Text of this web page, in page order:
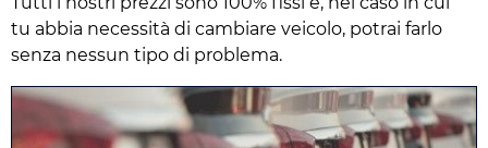
tu abbia necessità di cambiare veicolo, potrai farlo
senza nessun tipo di problema.